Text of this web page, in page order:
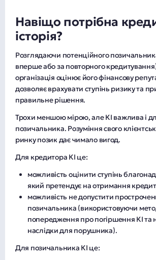
Навіщо потрібна
історія?
Розглядаючи потенційного
вперше або за повторного
організація оцінює його фінансову
дозволяє врахувати ступінь ризику та
правильне рішення.
Трохи меншою мірою, але КІ важлива і
позичальника. Розуміння свого
ринку позик дає чимало вигод.
Для кредитора КІ це:
можливість оцінити ступінь
який претендує на отримання
можливість не допустити
позичальника (використовуючи
попередження про погіршення КІ та
наслідки для порушника).
Для позичальника КІ це: